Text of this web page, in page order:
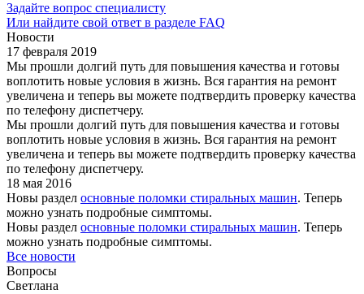
Задайте вопрос специалисту
Или найдите свой ответ в разделе FAQ
Новости
17 февраля 2019
Мы прошли долгий путь для повышения качества и готовы
воплотить новые условия в жизнь. Вся гарантия на ремонт
увеличена и теперь вы можете подтвердить проверку качества
по телефону диспетчеру.
Мы прошли долгий путь для повышения качества и готовы
воплотить новые условия в жизнь. Вся гарантия на ремонт
увеличена и теперь вы можете подтвердить проверку качества
по телефону диспетчеру.
18 мая 2016
Новы раздел основные поломки стиральных машин. Теперь
можно узнать подробные симптомы.
Новы раздел основные поломки стиральных машин. Теперь
можно узнать подробные симптомы.
Все новости
Вопросы
Светлана